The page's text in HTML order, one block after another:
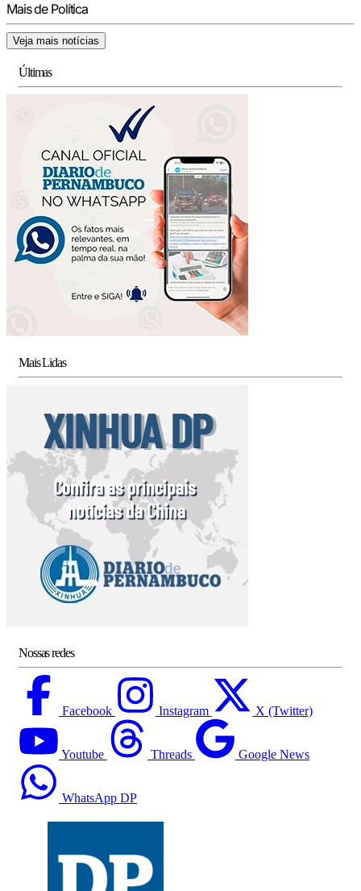
Mais de Política
Veja mais notícias
Últimas
Mais Lidas
Nossas redes
Facebook Instagram X (Twitter)
Youtube Threads Google News
WhatsApp DP